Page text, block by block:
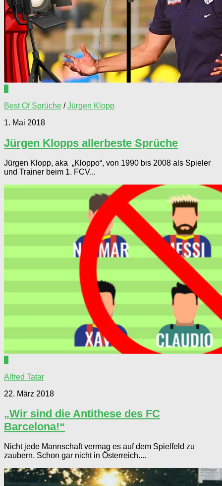
Best Of Sprüche /Jürgen Klopp
1. Mai 2018
Jürgen Klopps allerbeste Sprüche
Jürgen Klopp, aka „Kloppo“, von 1990 bis 2008 als Spieler
und Trainer beim 1. FCV...
Alfred Tatar
22. März 2018
„Wir sind die Antithese des FC
Barcelona!“
Nicht jede Mannschaft vermag es auf dem Spielfeld zu
zaubern. Schon gar nicht in Österreich....